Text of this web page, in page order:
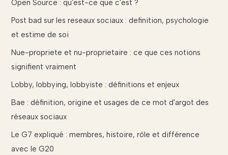
Open Source : qu'est-ce que c'est ?
Post bad sur les reseaux sociaux : definition, psychologie
et estime de soi
Nue-propriete et nu-proprietaire : ce que ces notions
signifient vraiment
Lobby, lobbying, lobbyiste : définitions et enjeux
Bae : définition, origine et usages de ce mot d'argot des
réseaux sociaux
Le G7 expliqué : membres, histoire, rôle et différence
avec le G20